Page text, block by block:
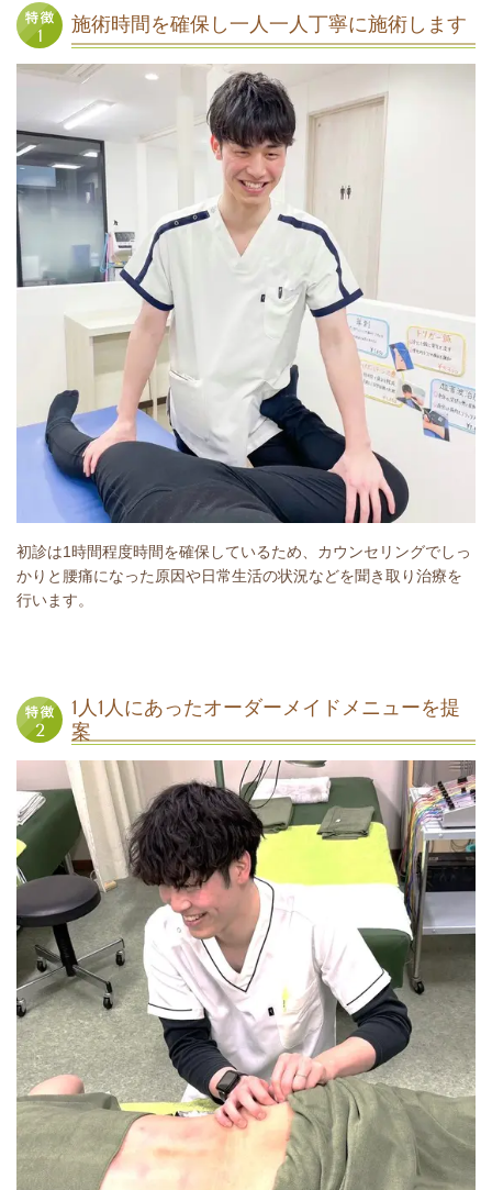
施術時間を確保し一人一人丁寧に施術します
初診は1時間程度時間を確保しているため、カウンセリングでしっ
かりと腰痛になった原因や日常生活の状況などを聞き取り治療を
行います。
1人1人にあったオーダーメイドメニューを提
案